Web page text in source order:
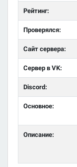
Рейтинг:
Проверялся:
Сайт сервера:
Сервер в VK:
Discord:
Основное:
Описание: